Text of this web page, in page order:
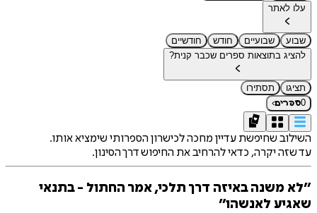
עלו לאתר
שבוע שבועיים חודש
חודשיים
להציג בתוצאות ספרים שכבר קנית?
תציגו
תסתירו
0ספרים›
השילוב שחיפשת עדיין מחכה לכישרון הספרותי שימציא אותו.
עד שזה יקרה, כדאי להרחיב את החיפוש דרך הסינון.
״לא משנה באיזה דרך תלכי, אמר החתול - בתנאי
שאגיע לאנשהו״